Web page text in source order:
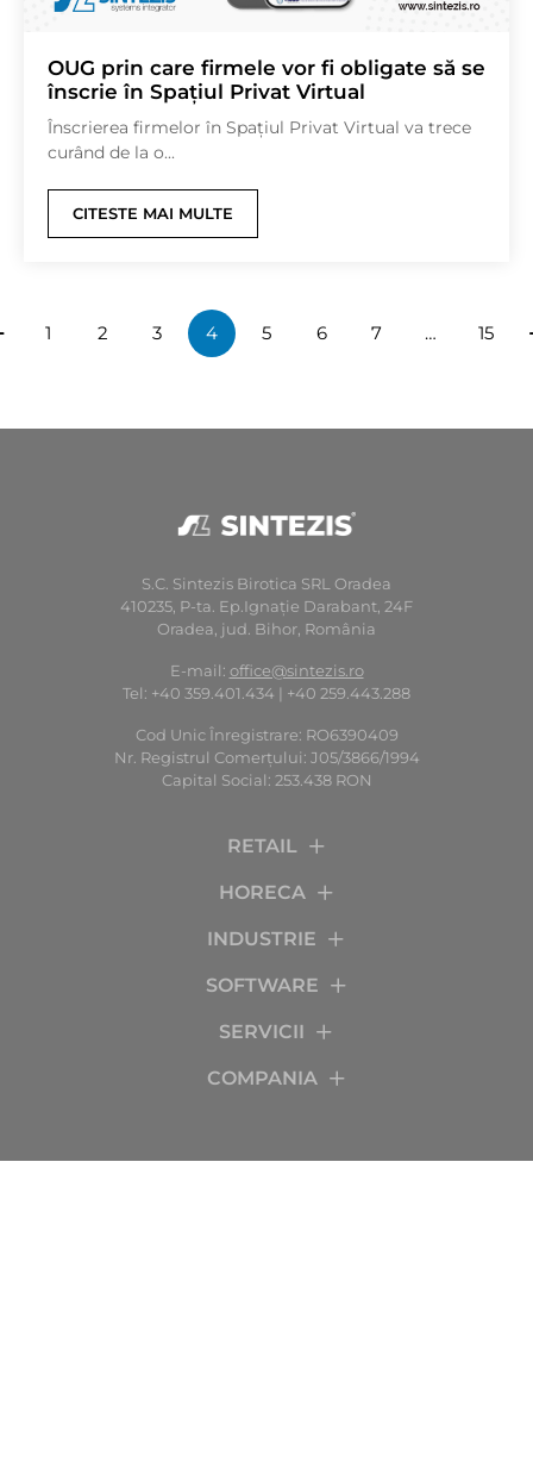
OUG prin care firmele vor fi obligate să se
înscrie în Spațiul Privat Virtual
Înscrierea firmelor în Spațiul Privat Virtual va trece
curând de la o...
CITESTE MAI MULTE
1 2 3 4 5 6 7 … 15
S.C. Sintezis Birotica SRL Oradea
410235, P-ta. Ep.Ignaţie Darabant, 24F
Oradea, jud. Bihor, România
E-mail: office@sintezis.ro
Tel: +40 359.401.434 | +40 259.443.288
Cod Unic Înregistrare: RO6390409
Nr. Registrul Comerţului: J05/3866/1994
Capital Social: 253.438 RON
RETAIL
HORECA
INDUSTRIE
SOFTWARE
SERVICII
COMPANIA